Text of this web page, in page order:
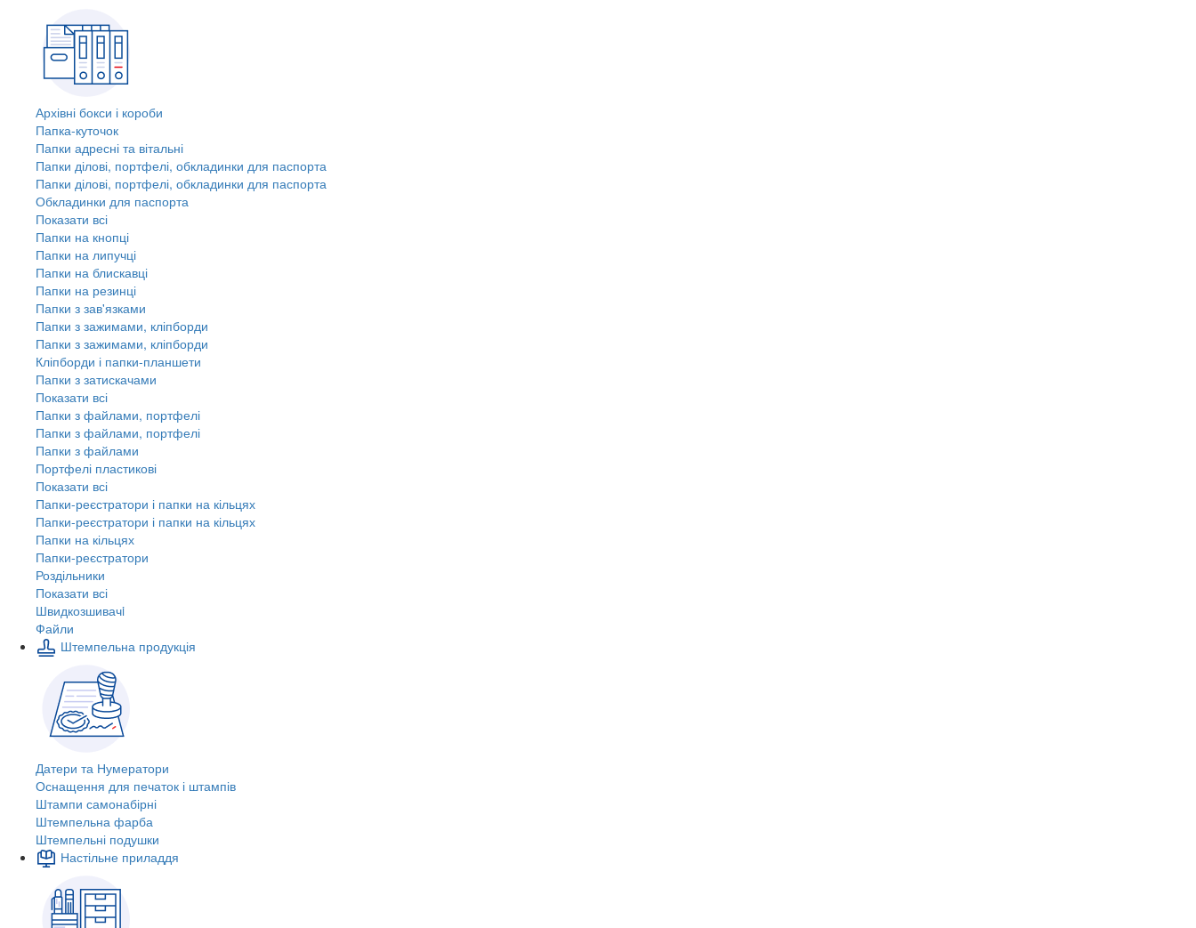
Архівні бокси і короби
Папка-куточок
Папки адресні та вітальні
Папки ділові, портфелі, обкладинки для паспорта
Папки ділові, портфелі, обкладинки для паспорта
Обкладинки для паспорта
Показати всі
Папки на кнопці
Папки на липучці
Папки на блискавці
Папки на резинці
Папки з зав'язками
Папки з зажимами, кліпборди
Папки з зажимами, кліпборди
Кліпборди і папки-планшети
Папки з затискачами
Показати всі
Папки з файлами, портфелі
Папки з файлами, портфелі
Папки з файлами
Портфелі пластикові
Показати всі
Папки-реєстратори і папки на кільцях
Папки-реєстратори і папки на кільцях
Папки на кільцях
Папки-реєстратори
Роздільники
Показати всі
Швидкозшивачi
Файли
Штемпельна продукція
Датери та Нумератори
Оснащення для печаток і штампів
Штампи самонабірні
Штемпельна фарба
Штемпельні подушки
Настільне приладдя